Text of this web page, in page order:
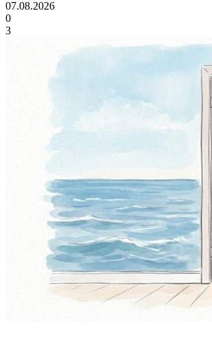
07.08.2026
0
3